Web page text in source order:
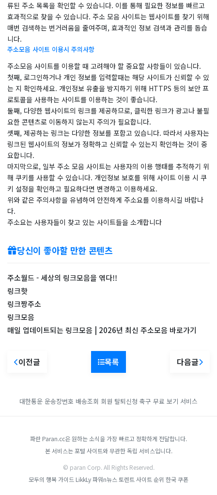
류된 주소 목록을 확인할 수 있습니다. 이를 통해 필요한 정보를 빠르고
효과적으로 찾을 수 있습니다. 주소 모음 사이트는 웹사이트를 찾기 위해
매번 검색하는 번거러움을 줄여주며, 효과적인 정보 검색과 관리를 돕습
니다.
주소모음 사이트 이용시 주의사항
주소모음 사이트를 이용할 때 고려해야 할 중요할 사항들이 있습니다.
첫째, 로그인하거나 개인 정보를 입력할때는 해당 사이트가 신뢰할 수 있
는 지 확인하세요. 개인정보 유출을 방지하기 위해 HTTPS 등의 보안 프
로토콜을 사용하는 사이트를 이용하는 것이 좋습니다.
둘째, 다양한 웹사이트의 링크를 제공하므로, 클릭한 링크가 광고나 불필
요한 콘텐츠로 이동하지 않는지 주의가 필요합니다.
셋째, 제공하는 링크는 다양한 정보를 포함고 있습니다. 따라서 사용자는
링크된 웹사이트의 정보가 정확하고 신뢰할 수 있는지 확인하는 것이 중
요합니다.
마지막으로, 일부 주소 모음 사이트는 사용자의 이용 행태를 추적하기 위
해 쿠키를 사용할 수 있습니다. 개인정보 보호를 위해 사이트 이용 시 쿠
키 설정을 확인하고 필요하다면 변경하고 이용하세요.
위와 같은 주의사항을 유념하여 안전하게 주소요를 이용하시길 바랍나
다.
주소요는 사용자들이 찾고 있는 사이트들을 소개합니다
당신이 좋아할 만한 콘텐츠
주소월드 - 세상의 링크모음을 엮다!!
링크핫
링크짱주소
링크모음
매일 업데이트되는 링크모음 | 2026년 최신 주소모음 바로가기
이전글 목록 다음글
대한통운 운송장번호 배송조회 회원 탈퇴신청 축구 무료 보기 서비스
파란 Paran.cc은 원하는 소식을 가장 빠르고 정확하게 전달합니다.
본 서비스는 포털 사이트와 무관한 독립 서비스입니다.
© paran Corp. All Rights Reserved.
모두의 행복 가이드 LikkLy파워n뉴스토렌트 사이트 순위 한국 쿠폰